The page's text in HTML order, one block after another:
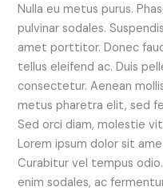
Nulla eu metus purus.
pulvinar sodales.
amet porttitor. Donec
tellus eleifend ac. Duis
consectetur. Aenean
metus pharetra elit, sed
Sed orci diam, molestie
Lorem ipsum dolor sit
Curabitur vel tempus
enim sodales, ac